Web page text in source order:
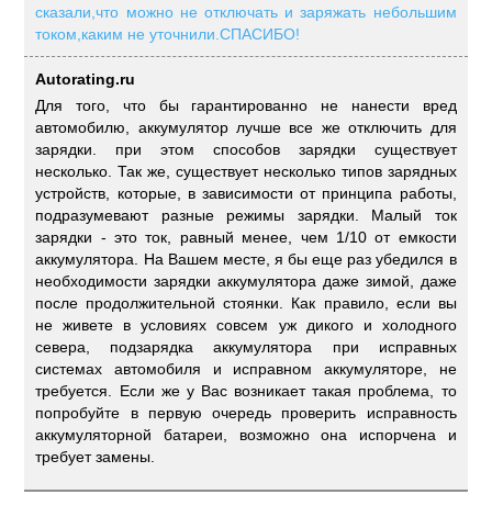
сказали,что можно не отключать и заряжать небольшим
током,каким не уточнили.СПАСИБО!
Autorating.ru
Для того, что бы гарантированно не нанести вред
автомобилю, аккумулятор лучше все же отключить для
зарядки. при этом способов зарядки существует
несколько. Так же, существует несколько типов зарядных
устройств, которые, в зависимости от принципа работы,
подразумевают разные режимы зарядки. Малый ток
зарядки - это ток, равный менее, чем 1/10 от емкости
аккумулятора. На Вашем месте, я бы еще раз убедился в
необходимости зарядки аккумулятора даже зимой, даже
после продолжительной стоянки. Как правило, если вы
не живете в условиях совсем уж дикого и холодного
севера, подзарядка аккумулятора при исправных
системах автомобиля и исправном аккумуляторе, не
требуется. Если же у Вас возникает такая проблема, то
попробуйте в первую очередь проверить исправность
аккумуляторной батареи, возможно она испорчена и
требует замены.